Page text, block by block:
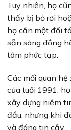
Tuy nhiên, họ
thấy bị bỏ rơi
họ cần một đối
sẵn sàng đồng
tâm phức tạp.
Các mối quan
của tuổi 1991:
xây dựng niềm
đầu, nhưng khi
và đáng tin cậy.